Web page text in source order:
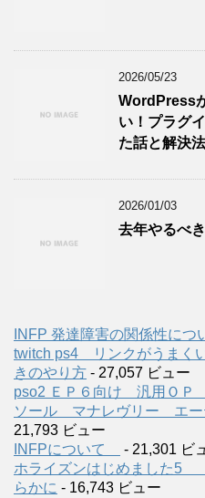
2026/05/23
WordPress
い！プラグ
た話と解決法
2026/01/03
去年やるべ
INFP 発達障害の関係性につ
twitch ps4 リンクがうまく
きのやり方 - 27,057 ビュー
pso2 ＥＰ６向け 汎用Ｏ
ソール マナレヴリー エ
21,793 ビュー
INFPについて
- 21,301 ビ
ホライズンはじめました5
らかに - 16,743 ビュー